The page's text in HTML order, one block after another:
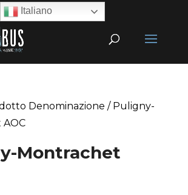
Denominazione / Puligny-
Montrachet
Italiano